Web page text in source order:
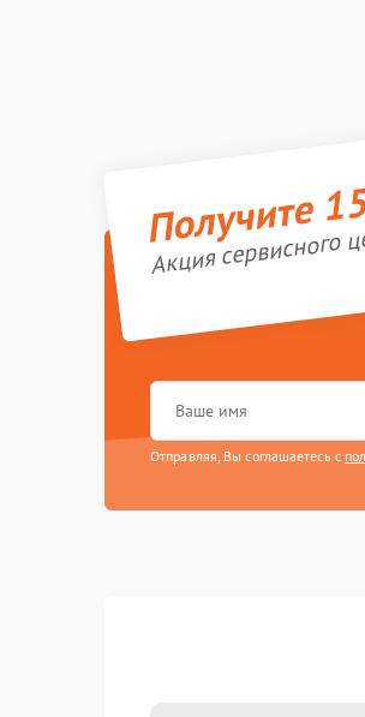
Получите
Акция сервисного
Отправляя, Вы соглашаетесь с